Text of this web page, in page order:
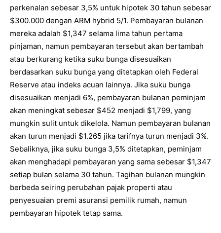
perkenalan sebesar 3,5% untuk hipotek 30 tahun sebesar
$300.000 dengan ARM hybrid 5/1. Pembayaran bulanan
mereka adalah $1,347 selama lima tahun pertama
pinjaman, namun pembayaran tersebut akan bertambah
atau berkurang ketika suku bunga disesuaikan
berdasarkan suku bunga yang ditetapkan oleh Federal
Reserve atau indeks acuan lainnya. Jika suku bunga
disesuaikan menjadi 6%, pembayaran bulanan peminjam
akan meningkat sebesar $452 menjadi $1,799, yang
mungkin sulit untuk dikelola. Namun pembayaran bulanan
akan turun menjadi $1.265 jika tarifnya turun menjadi 3%.
Sebaliknya, jika suku bunga 3,5% ditetapkan, peminjam
akan menghadapi pembayaran yang sama sebesar $1,347
setiap bulan selama 30 tahun. Tagihan bulanan mungkin
berbeda seiring perubahan pajak properti atau
penyesuaian premi asuransi pemilik rumah, namun
pembayaran hipotek tetap sama.